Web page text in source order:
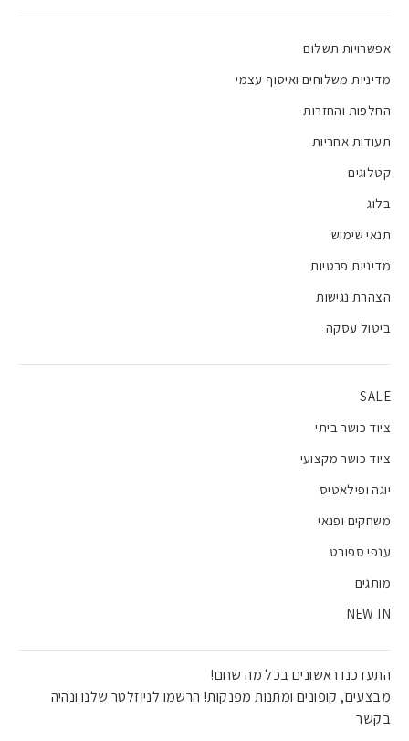
אפשרויות תשלום
מדיניות משלוחים ואיסוף עצמי
החלפות והחזרות
תעודות אחריות
קטלוגים
בלוג
תנאי שימוש
מדיניות פרטיות
הצהרת נגישות
ביטול עסקה
SALE
ציוד כושר ביתי
ציוד כושר מקצועי
יוגה ופילאטיס
משחקים ופנאי
ענפי ספורט
מותגים
NEW IN
התעדכנו ראשונים בכל מה שחם!
מבצעים, קופונים ומתנות מפנקות! הרשמו לניוזלטר שלנו ונהיה
בקשר